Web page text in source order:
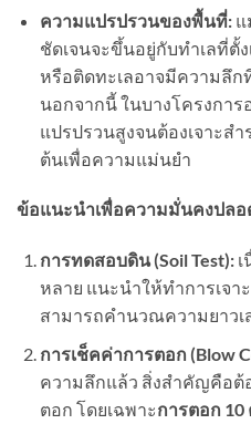
ความแปรปรวนของพื้นที่:แ
ชัดเจนจะขึ้นอยู่กับทำเลที่ตั้
หรือติดทะเลอาจมีความลึก
นอกจากนี้ ในบางโครงกา
แปรปรวนสูงจนต้องเจาะส
ต้นเพื่อความแม่นยำ
ข้อแนะนำเพื่อความมั่นคงปลอ
การทดสอบดิน (Soil Test):เ
หลาย แนะนำให้ทำการเจา
สามารถคำนวณความยาว
การเช็คค่าการตอก (Blow
ความลึกแล้ว สิ่งสำคัญคือต้
ตอก โดยเฉพาะการตอก 10